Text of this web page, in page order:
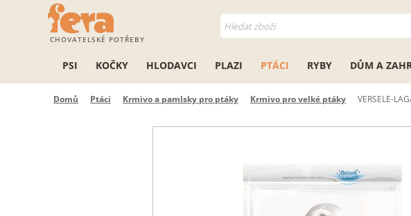
CHOVATELSKÉ POTŘEBY
PSI KOČKY HLODAVCI PLAZI PTÁCI RYBY DŮM A
Domů Ptáci Krmivo a pamlsky pro ptáky Krmivo pro velké ptáky VERSELE-